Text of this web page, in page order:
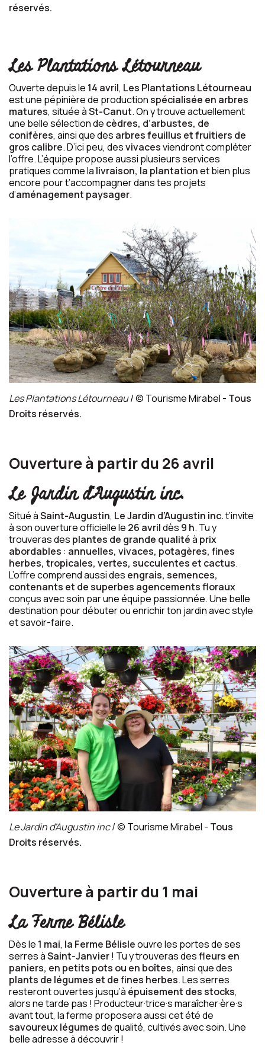
réservés.
Les Plantations Létourneau
Ouverte depuis le 14 avril, Les Plantations Létourneau
est une pépinière de productionspécialisée en arbres
matures, située àSt-Canut. On y trouve actuellement
une belle sélection de cèdres, d’arbustes, de
conifères, ainsi que des arbres feuillus et fruitiers de
gros calibre. D’ici peu, desvivacesviendront compléter
l’offre. L’équipe propose aussi plusieurs services
pratiques comme la livraison, la plantationet bien plus
encore pour t’accompagner dans tes projets
d’aménagement paysager.
Les Plantations Létourneau/ © Tourisme Mirabel - Tous
Droits réservés.
Ouverture à partir du 26 avril
Le Jardin d'Augustin inc.
Situé àSaint-Augustin, Le Jardin d’Augustin inc.t’invite
à son ouverture officielle le 26 avrildès 9 h. Tu y
trouveras des plantes de grande qualitéà prix
abordables : annuelles, vivaces, potagères, fines
herbes, tropicales, vertes, succulentes et cactus.
L’offre comprend aussi des engrais, semences,
contenants et de superbes agencements floraux
conçus avec soin par une équipe passionnée. Une belle
destination pour débuter ou enrichir ton jardin avec style
et savoir-faire.
Le Jardin d'Augustin inc/© Tourisme Mirabel - Tous
Droits réservés.
Ouverture à partir du 1 mai
La Ferme Bélisle
Dès le 1 mai, la Ferme Bélisleouvre les portes de ses
serres àSaint-Janvier! Tu y trouveras desfleurs en
paniers, en petits pots ou en boîtes, ainsi que des
plants de légumes et de fines herbes. Les serres
resteront ouvertes jusqu’à épuisement des stocks,
alors ne tarde pas ! Producteur·trice·s maraîcher·ère·s
avant tout, la ferme proposera aussi cet été de
savoureux légumesde qualité, cultivés avec soin. Une
belle adresse à découvrir !